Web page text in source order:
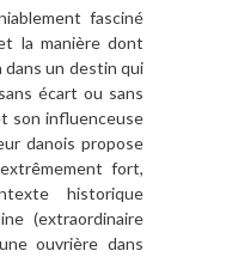
fasciné
la manière dont
dans un destin qui
écart ou sans
son influenceuse
danois propose
fort,
historique
(extraordinaire
ouvrière dans